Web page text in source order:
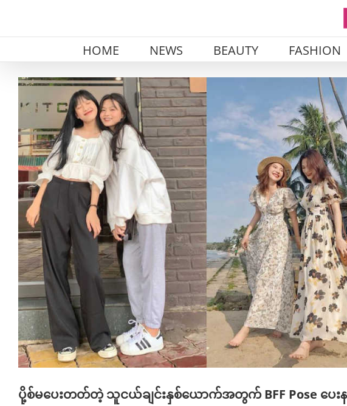
HOME NEWS BEAUTY FASHION
View
Larger
ပို့စ်မပေးတတ်တဲ့ သူငယ်ချင်းနှစ်ယောက်အတွက် BFF Pose ပေး